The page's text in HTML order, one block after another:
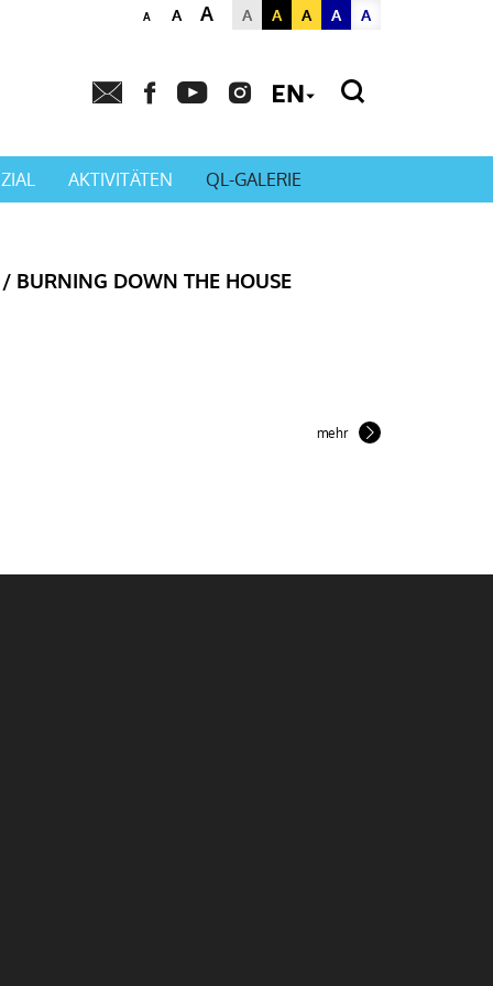
A A A A A A A A
AKTIVITÄTEN QL-GALERIE
BURNING DOWN THE HOUSE
mehr